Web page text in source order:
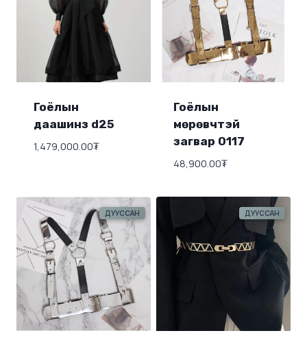
Гоёлын
даашинз d25
1,479,000.00₮
Гоёлын
мөрөвчтэй
загвар 0117
48,900.00₮
ДУУССАН ДУУССАН